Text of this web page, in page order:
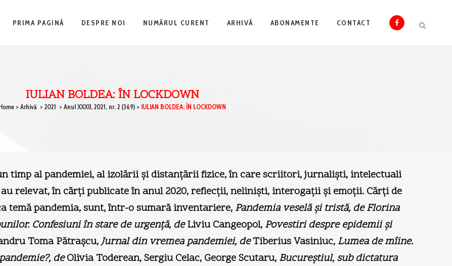
PRIMA PAGINĂ DESPRE NOI NUMĂRUL CURENT ARHIVĂ ABONAMENTE CONTACT
IULIAN BOLDEA: ÎN LOCKDOWN
> Arhivă > 2021 > Anul XXXII, 2021, nr. 2 (369) > IULIAN BOLDEA: ÎN LOCKDOWN
timp al pandemiei, al izolării şi distanţării fizice, în care scriitori, jurnalişti, intelectuali
relevat, în cărţi publicate în anul 2020, reflecţii, nelinişti, interogaţii şi emoţii. Cărţi de
temă pandemia, sunt, într-o sumară inventariere, Pandemia veselă şi tristă,de Florina
Confesiuni în stare de urgenţă, deLiviu Cangeopol, Povestiri despre epidemii şi
Toma Pătraşcu,Jurnal din vremea pandemiei,deTiberius Vasiniuc, Lumea de mîine.
deOlivia Toderean, Sergiu Celac, George Scutaru, Bucureştiul, sub dictatura